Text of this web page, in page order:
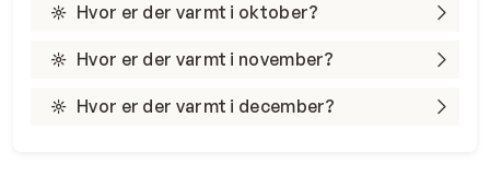
Hvor er der varmt i oktober?
Hvor er der varmt i november?
Hvor er der varmt i december?